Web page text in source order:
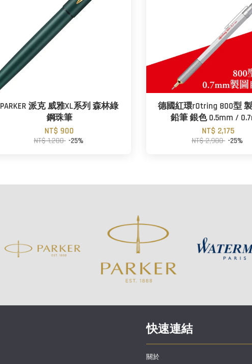
PARKER 派克 威雅XL系列 森林綠
鋼珠筆
NT$ 900
NT$ 1,200 -25%
德國紅環rOtring 800型
鉛筆 銀色 0.5mm /
NT$ 2,175
NT$ 2,900 -25%
快速連結
關於